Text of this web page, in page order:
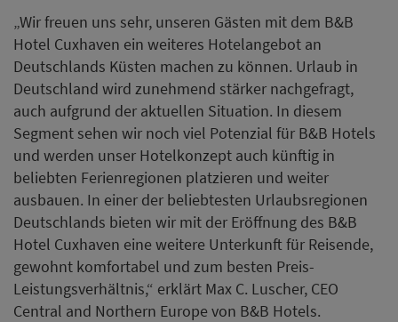
„Wir freuen uns sehr, unseren Gästen mit dem B&B
Hotel Cuxhaven ein weiteres Hotelangebot an
Deutschlands Küsten machen zu können. Urlaub in
Deutschland wird zunehmend stärker nachgefragt,
auch aufgrund der aktuellen Situation. In diesem
Segment sehen wir noch viel Potenzial für B&B Hotels
und werden unser Hotelkonzept auch künftig in
beliebten Ferienregionen platzieren und weiter
ausbauen. In einer der beliebtesten Urlaubsregionen
Deutschlands bieten wir mit der Eröffnung des B&B
Hotel Cuxhaven eine weitere Unterkunft für Reisende,
gewohnt komfortabel und zum besten Preis-
Leistungsverhältnis,“ erklärt Max C. Luscher, CEO
Central and Northern Europe von B&B Hotels.